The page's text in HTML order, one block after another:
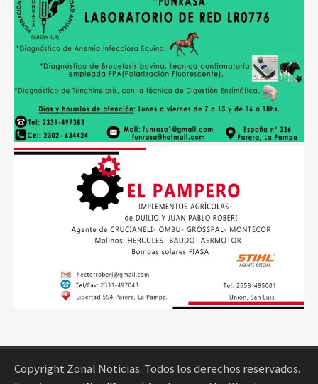
Copyright Zonal Noticias. Todos los derechos reservados.